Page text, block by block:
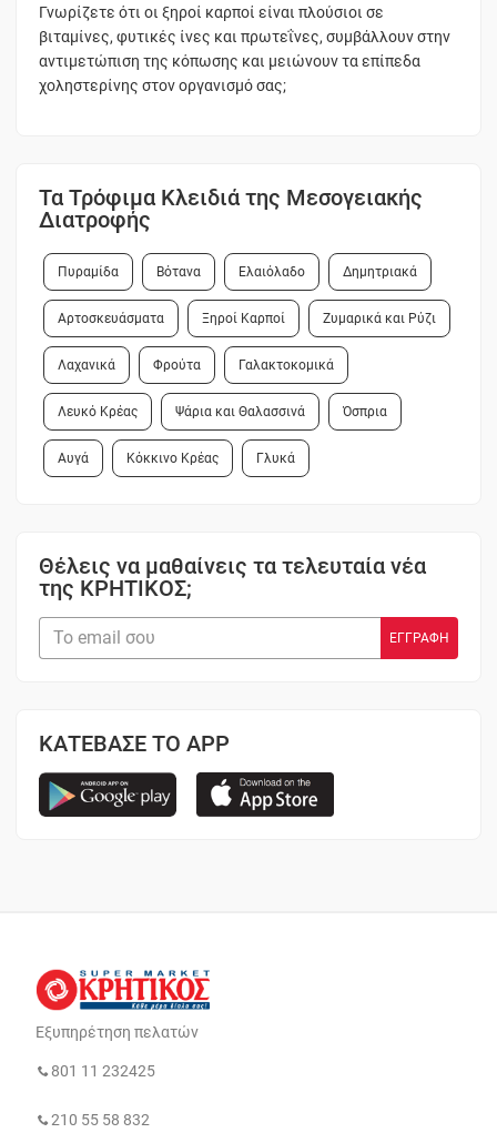
Γνωρίζετε ότι οι ξηροί καρποί είναι πλούσιοι σε
βιταμίνες, φυτικές ίνες και πρωτεΐνες, συμβάλλουν στην
αντιμετώπιση της κόπωσης και μειώνουν τα επίπεδα
χοληστερίνης στον οργανισμό σας;
Τα Τρόφιμα Κλειδιά της Μεσογειακής
Διατροφής
Πυραμίδα Βότανα Ελαιόλαδο Δημητριακά
Αρτοσκευάσματα Ξηροί Καρποί Ζυμαρικά και Ρύζι
Λαχανικά Φρούτα Γαλακτοκομικά
Λευκό Κρέας Ψάρια και Θαλασσινά Όσπρια
Αυγά Κόκκινο Κρέας Γλυκά
Θέλεις να μαθαίνεις τα τελευταία νέα
της ΚΡΗΤΙΚΟΣ;
ΚΑΤΕΒΑΣΕ ΤΟ APP
Εξυπηρέτηση πελατών
801 11 232425
210 55 58 832